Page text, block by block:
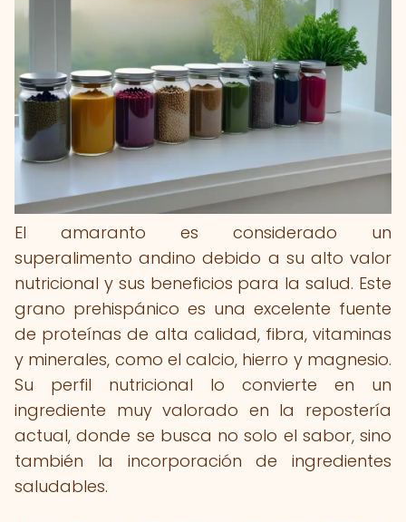
El amaranto es considerado un
superalimento andino debido a su alto valor
nutricional y sus beneficios para la salud. Este
grano prehispánico es una excelente fuente
de proteínas de alta calidad, fibra, vitaminas
y minerales, como el calcio, hierro y magnesio.
Su perfil nutricional lo convierte en un
ingrediente muy valorado en la repostería
actual, donde se busca no solo el sabor, sino
también la incorporación de ingredientes
saludables.